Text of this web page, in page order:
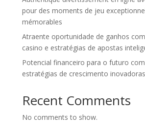
pour des moments de jeu
mémorables
Atraente oportunidade de ganhos
casino e estratégias de apostas
Potencial financeiro para o futuro
estratégias de crescimento inovadoras
Recent Comments
No comments to show.